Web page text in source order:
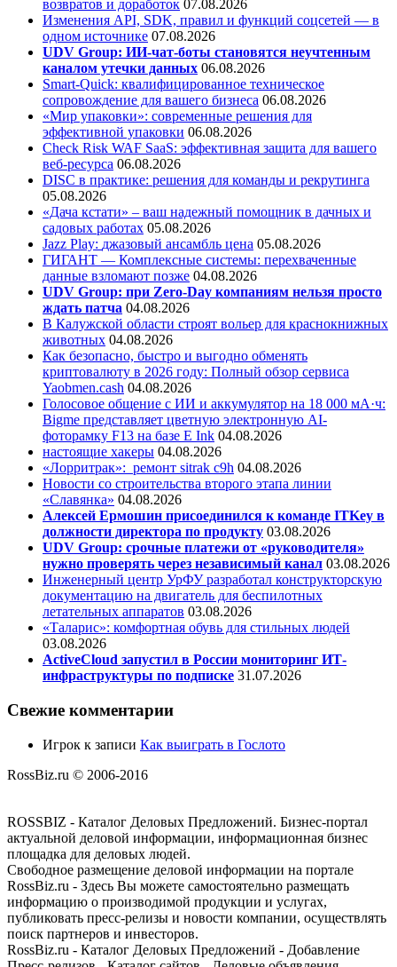
возвратов и доработок 07.08.2026
Изменения API, SDK, правил и функций соцсетей — в
одном источнике 07.08.2026
UDV Group: ИИ-чат-боты становятся неучтенным
каналом утечки данных 06.08.2026
Smart-Quick: квалифицированное техническое
сопровождение для вашего бизнеса 06.08.2026
«Мир упаковки»: современные решения для
эффективной упаковки 06.08.2026
Check Risk WAF SaaS: эффективная защита для вашего
веб-ресурса 06.08.2026
DISC в практике: решения для команды и рекрутинга
05.08.2026
«Дача кстати» – ваш надежный помощник в дачных и
садовых работах 05.08.2026
Jazz Play: джазовый ансамбль цена 05.08.2026
ГИГАНТ — Комплексные системы: перехваченные
данные взломают позже 04.08.2026
UDV Group: при Zero-Day компаниям нельзя просто
ждать патча 04.08.2026
В Калужской области строят вольер для краснокнижных
животных 04.08.2026
Как безопасно, быстро и выгодно обменять
криптовалюту в 2026 году: Полный обзор сервиса
Yaobmen.cash 04.08.2026
Голосовое общение с ИИ и аккумулятор на 18 000 мА·ч:
Bigme представляет цветную электронную AI-
фоторамку F13 на базе E Ink 04.08.2026
настоящие хакеры 04.08.2026
«Лорритрак»: ремонт sitrak c9h 04.08.2026
Новости со строительства второго этапа линии
«Славянка» 04.08.2026
Алексей Ермошин присоединился к команде ITKey в
должности директора по продукту 03.08.2026
UDV Group: срочные платежи от «руководителя»
нужно проверять через независимый канал 03.08.2026
Инженерный центр УрФУ разработал конструкторскую
документацию на двигатель для беспилотных
летательных аппаратов 03.08.2026
«Таларис»: комфортная обувь для стильных людей
03.08.2026
ActiveCloud запустил в России мониторинг ИТ-
инфраструктуры по подписке 31.07.2026
Свежие комментарии
Игрок к записи Как выиграть в Гослото
RossBiz.ru © 2006-2016
ROSSBIZ - Каталог Деловых Предложений. Бизнес-портал
актуальной деловой информации, информационная бизнес
площадка для деловых людей.
Свободное размещение деловой информации на портале
RossBiz.ru - Здесь Вы можете самостоятельно размещать
информацию о производимой продукции и услугах,
публиковать пресс-релизы и новости компании, осуществлять
поиск партнеров и инвесторов.
RossBiz.ru - Каталог Деловых Предложений - Добавление